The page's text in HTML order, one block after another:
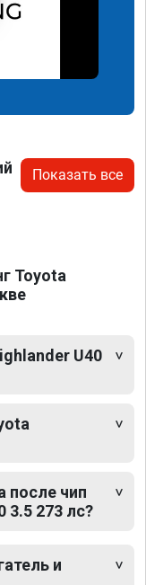
Показать все
Toyota
U40
после чип
3.5 273 лс?
и